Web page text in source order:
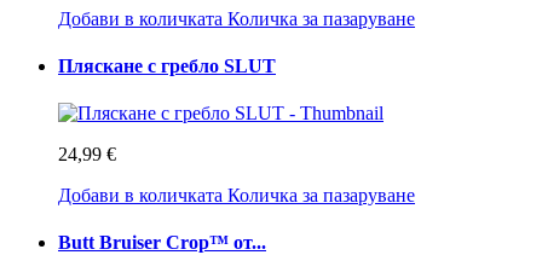
Добави в количката Количка за пазаруване
Пляскане с гребло SLUT
24,99 €
Добави в количката Количка за пазаруване
Butt Bruiser Crop™ от...